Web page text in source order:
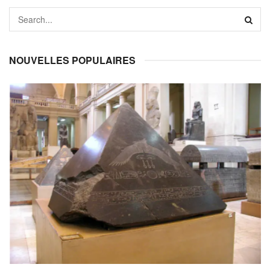
NOUVELLES POPULAIRES